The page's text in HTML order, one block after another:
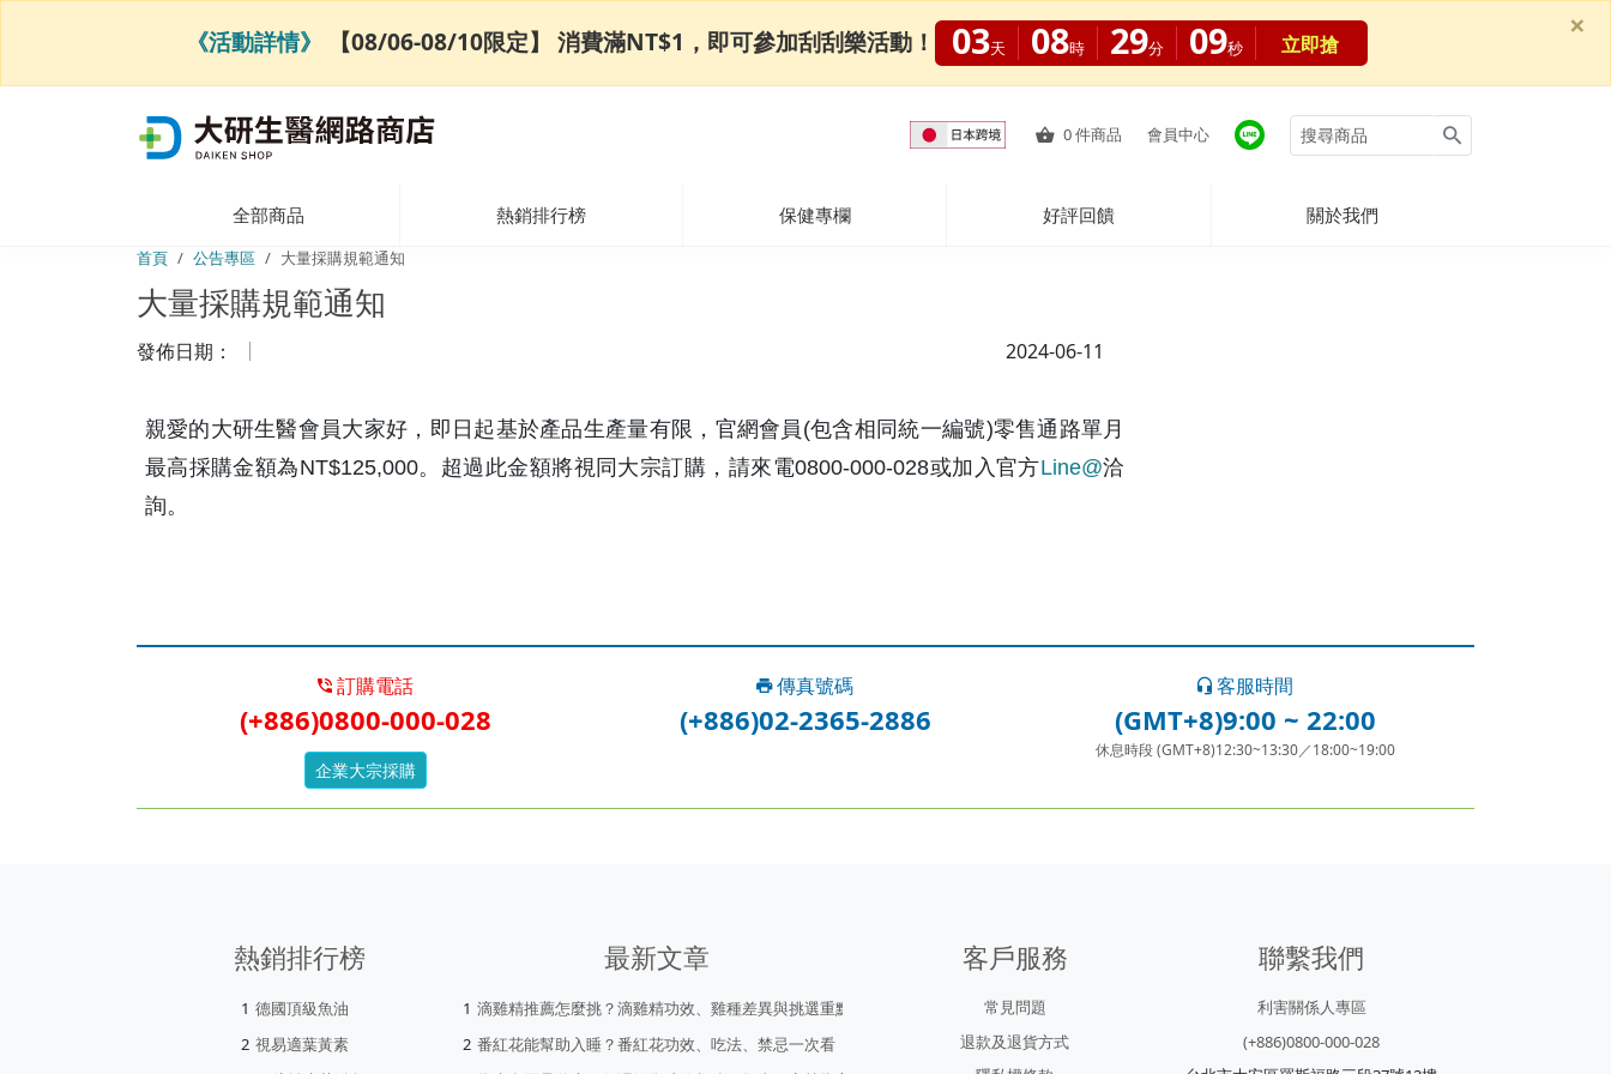
0件商品 會員中心
全部商品 熱銷排行榜 保健專欄 好評回饋 關於我們
首頁 公告專區 大量採購規範通知
大量採購規範通知
發佈日期： 2024-06-11
親愛的大研生醫會員大家好，即日起基於產品生產量有限，官網會員(包含相同統一編號)零售通路單月
最高採購金額為NT$125,000。超過此金額將視同大宗訂購，請來電0800-000-028或加入官方Line@洽
詢。
訂購電話
(+886)0800-000-028
企業大宗採購
傳真號碼
(+886)02-2365-2886
客服時間
(GMT+8)9:00 ~ 22:00
休息時段 (GMT+8)12:30~13:30／18:00~19:00
熱銷排行榜
德國頂級魚油
視易適葉黃素
最新文章
滴雞精推薦怎麼挑？滴雞精功效、雞種差異與挑選重點
番紅花能幫助入睡？番紅花功效、吃法、禁忌一次看
客戶服務
常見問題
退款及退貨方式
聯繫我們
利害關係人專區
(+886)0800-000-028
《活動詳情》 【08/06-08/10限定】 消費滿NT$1，即可參加刮刮樂活動！ 03天 08時 29分 09秒 立即搶
×